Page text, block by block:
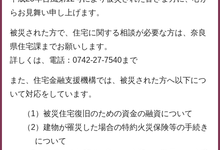
らお見舞い申し上げます。
被災された方で、住宅に関する相談が必要な方は、奈良
県住宅課までお願いします。
詳しくは、電話：0742-27-7540まで
また、住宅金融支援機構では、被災された方へ以下につ
いて対応をしています。
（1）被災住宅復旧のための資金の融資について
（2）建物が罹災した場合の特約火災保険等の手続き
について